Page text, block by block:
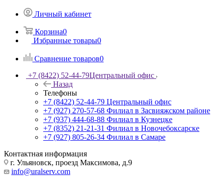
Личный кабинет
Корзина0
Избранные товары0
Сравнение товаров0
+7 (8422) 52-44-79Центральный офис
Назад
Телефоны
+7 (8422) 52-44-79 Центральный офис
+7 (927) 270-57-68 Филиал в Засвияжском районе
+7 (937) 444-68-88 Филиал в Кузнецке
+7 (8352) 21-21-31 Филиал в Новочебоксарске
+7 (927) 805-26-34 Филиал в Самаре
Контактная информация
г. Ульяновск, проезд Максимова, д.9
info@uralserv.com